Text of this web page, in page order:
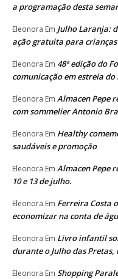
a programação desta
Eleonora Em Julho Laranja:
ação gratuita para
Eleonora Em 48ª edição do
comunicação em estreia
Eleonora Em Almacen Pepe
com sommelier Antonio
Eleonora Em Healthy
saudáveis e promoção
Eleonora Em Almacen Pepe
10 e 13 de julho.
Eleonora Em Ferreira Costa
economizar na conta de
Eleonora Em Livro infantil
durante o Julho das Pretas,
Eleonora Em Shopping